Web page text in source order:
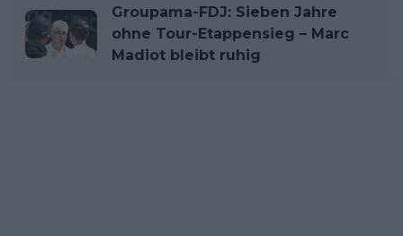
Groupama-FDJ: Sieben Jahre
ohne Tour-Etappensieg – Marc
Madiot bleibt ruhig